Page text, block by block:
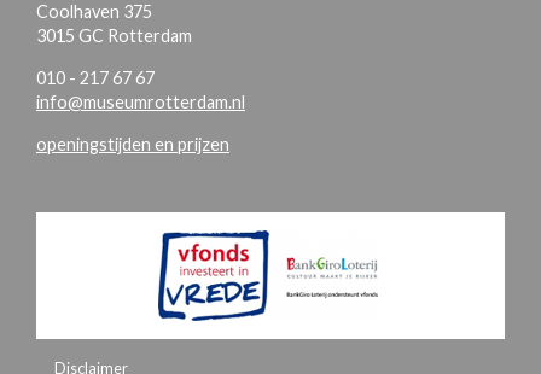
Coolhaven 375
3015 GC Rotterdam
010 - 217 67 67
info@museumrotterdam.nl
openingstijden en prijzen
Disclaimer